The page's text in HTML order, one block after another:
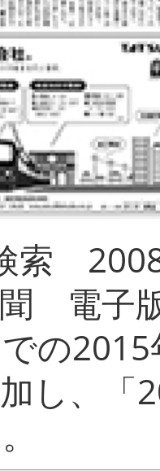
索
電子
の
し、「
し